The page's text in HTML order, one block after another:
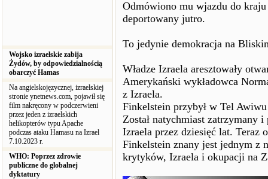
Wojsko izraelskie zabija
Żydów, by odpowiedzialnością
obarczyć Hamas
Na angielskojęzycznej, izraelskiej
stronie ynetnews.com, pojawił się
film nakręcony w podczerwieni
przez jeden z izraelskich
helikopterów typu Apache
podczas ataku Hamasu na Izrael
7.10.2023 r.
WHO: Poprzez zdrowie
publiczne do globalnej
dyktatury
Odmówiono mu wjazdu do
deportowany jutro.
To jedynie demokracja na
Władze Izraela aresztowały
Amerykański wykładowca
z Izraela.
Finkelstein przybył w Tel
Został natychmiast zatrzymany
Izraela przez dziesięć lat. Teraz
Finkelstein znany jest jednym z
krytyków, Izraela i okupacji na